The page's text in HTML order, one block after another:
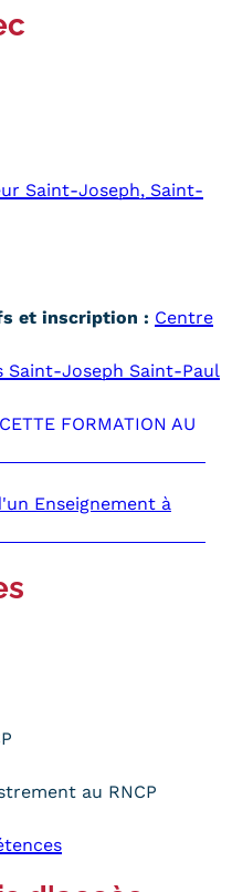
Saint-Joseph, Saint-
et inscription : Centre
Saint-Joseph Saint-Paul
FORMATION AU
Enseignement à
au RNCP